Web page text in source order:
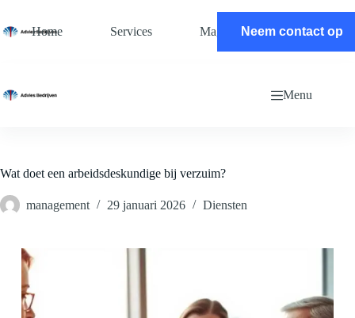
de
Home Services Magazine Contact
Neem contact op
Menu
Wat doet een arbeidsdeskundige bij verzuim?
management 29 januari 2026 Diensten